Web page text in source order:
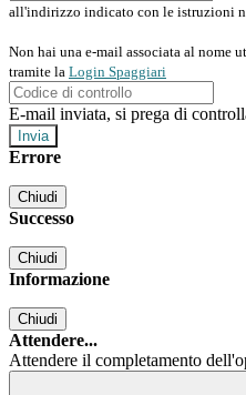
all'indirizzo indicato con le istruzioni
Non hai una e-mail associata al nome
tramite la Login Spaggiari
E-mail inviata, si prega di
Errore
Chiudi
Successo
Chiudi
Informazione
Chiudi
Attendere...
Attendere il completamento